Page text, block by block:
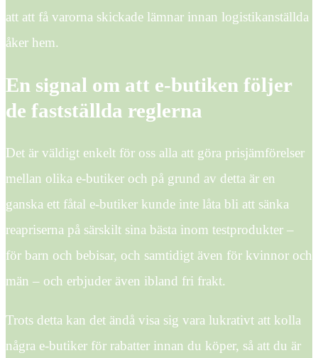
att att få varorna skickade lämnar innan logistikanställda
åker hem.
En signal om att e-butiken följer
de fastställda reglerna
Det är väldigt enkelt för oss alla att göra prisjämförelser
mellan olika e-butiker och på grund av detta är en
ganska ett fåtal e-butiker kunde inte låta bli att sänka
reapriserna på särskilt sina bästa inom testprodukter –
för barn och bebisar, och samtidigt även för kvinnor och
män – och erbjuder även ibland fri frakt.
Trots detta kan det ändå visa sig vara lukrativt att kolla
några e-butiker för rabatter innan du köper, så att du är